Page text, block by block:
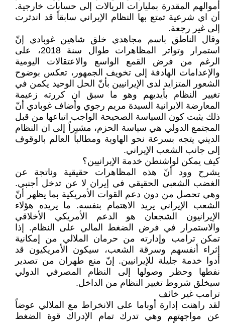
أموالهم المقدرة بمليارات الريالات إلى حسابات خارجية.
أن اي شرعية تمتع بها النظام الإيراني سابقاً قد اندثرت
إلى غير رجعة.
وقال الناطق باسم مجاهدي خلق شاهين غوبادي إنّ
استمرار وتواتر المظاهرات طوال سنة 2018، على
الرغم من فرض القمع الواسع والاعتقالات اليومية
والإعدامات الهادفة إلى تخويف الجمهور، تعكس بوضوح
الشعور المتزايد لدى الإيرانيين بأنّ الحل الوحيد يكمن في
تغيير النظام بأيديهم وهو ما سبق ان كررته زعيمة
المعارضة الايرانية السيدة مريم رجوي وأضاف غوبادي أنّ
ذلك يثبت كون السياسة الصحيحة الواجب اتباعها من قبل
المجتمع الدولي هي سياسة الحزم، مشيراً إلى ان النظام
الديني يتجه بسرعة نحو الهاوية ومطالباً العالم بالوقوف
إلى جانب الشعب الإيراني.
كيف يمكن لواشنطن خدمة الإيرانيين؟
يشرح وود أنّ هذه المظاهرات حقيقية وناتجة عن
الغضب الشعبي الحقيقي في إيران لا عن تدخل أجنبي.
وهي تحصل من دون دعم القوات الأمريكية بما يظهر أنّ
الشعب الإيراني يريد الاهتمام بنفسه. ما يريده هؤلاء
الإيرانيون الشجعان هو الدعم الأمريكي الأخلاقي
والاستمرار في فرض الضغط المالي على النظام. إذا
تمكن ترامب وإدارته من حرمان الملالي من إمكانية
إثراء أنفسهم وسرقة الشعب، سيكون الأمريكيون قد
أدوا خدمة جليلة للإيرانيين. إنّ منع طهران من تصدير
نفطها وحظر وصولها إلى النظام المصرفي الدولي
سيخلق شروط تغيير النظام من الداخل.
ترامب غير خائف
لقد راهنت إدارة أوباما على الانخراط مع الملالي عوضاً
عن مواجهتهم وهي تدرك تمام الإدراك قوة الضغط